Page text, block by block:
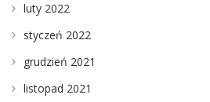
luty 2022
styczeń 2022
grudzień 2021
listopad 2021